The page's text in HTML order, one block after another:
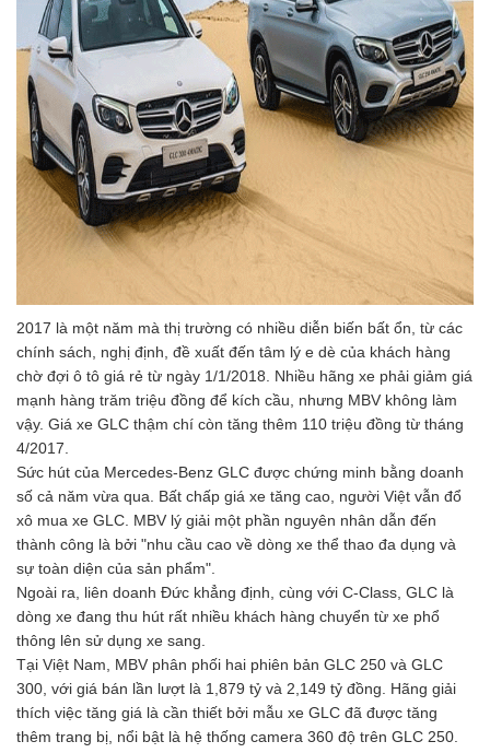
2017 là một năm mà thị trường có nhiều diễn biến bất ổn, từ các
chính sách, nghị định, đề xuất đến tâm lý e dè của khách hàng
chờ đợi ô tô giá rẻ từ ngày 1/1/2018. Nhiều hãng xe phải giảm giá
mạnh hàng trăm triệu đồng để kích cầu, nhưng MBV không làm
vậy. Giá xe GLC thậm chí còn tăng thêm 110 triệu đồng từ tháng
4/2017.
Sức hút của Mercedes-Benz GLC được chứng minh bằng doanh
số cả năm vừa qua. Bất chấp giá xe tăng cao, người Việt vẫn đổ
xô mua xe GLC. MBV lý giải một phần nguyên nhân dẫn đến
thành công là bởi "nhu cầu cao về dòng xe thể thao đa dụng và
sự toàn diện của sản phẩm".
Ngoài ra, liên doanh Đức khẳng định, cùng với C-Class, GLC là
dòng xe đang thu hút rất nhiều khách hàng chuyển từ xe phổ
thông lên sử dụng xe sang.
Tại Việt Nam, MBV phân phối hai phiên bản GLC 250 và GLC
300, với giá bán lần lượt là 1,879 tỷ và 2,149 tỷ đồng. Hãng giải
thích việc tăng giá là cần thiết bởi mẫu xe GLC đã được tăng
thêm trang bị, nổi bật là hệ thống camera 360 độ trên GLC 250.